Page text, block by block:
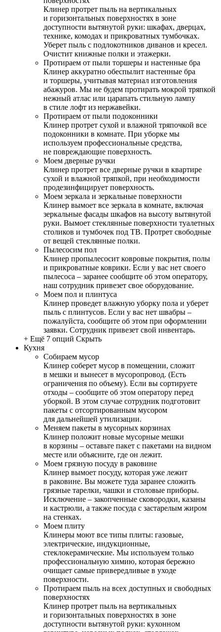
Клинер протрет пыль на вертикальных
и горизонтальных поверхностях в зоне
доступности вытянутой руки: шкафах, дверцах,
технике, комодах и прикроватных тумбочках.
Уберет пыль с подлокотников диванов и кресел.
Очистит книжные полки и этажерки.
Протираем от пыли торшеры и настенные бра
Клинер аккуратно обеспылит настенные бра
и торшеры, учитывая материал изготовления
абажуров. Мы не будем протирать мокрой тряпкой
нежный атлас или царапать стильную лампу
в стиле лофт из нержавейки.
Протираем от пыли подоконники
Клинер протрет сухой и влажной тряпочкой все
подоконники в комнате. При уборке мы
используем профессиональные средства,
не повреждающие поверхность.
Моем дверные ручки
Клинер протрет все дверные ручки в квартире
сухой и влажной тряпкой, при необходимости
продезинфицирует поверхность.
Моем зеркала и зеркальные поверхности
Клинер вымоет все зеркала в комнате, включая
зеркальные фасады шкафов на высоту вытянутой
руки. Вымоет стеклянные поверхности туалетных
столиков и тумбочек под ТВ. Протрет свободные
от вещей стеклянные полки.
Пылесосим пол
Клинер пропылесосит ковровые покрытия, полы
и прикроватные коврики. Если у вас нет своего
пылесоса – заранее сообщите об этом оператору,
наш сотрудник привезет свое оборудование.
Моем пол и плинтуса
Клинер проведет влажную уборку пола и уберет
пыль с плинтусов. Если у вас нет швабры –
пожалуйста, сообщите об этом при оформлении
заявки. Сотрудник привезет свой инвентарь.
+ Ещё 7 опций Скрыть
Кухня
Собираем мусор
Клинер соберет мусор в помещении, сложит
в мешки и вынесет в мусоропровод. (Есть
ограничения по объему). Если вы сортируете
отходы – сообщите об этом оператору перед
уборкой. В этом случае сотрудник подготовит
пакеты с отсортированным мусором
для дальнейшей утилизации.
Меняем пакеты в мусорных корзинах
Клинер положит новые мусорные мешки
в корзины – оставьте пакет с пакетами на видном
месте или объясните, где он лежит.
Моем грязную посуду в раковине
Клинер вымоет посуду, которая уже лежит
в раковине. Вы можете туда заранее сложить
грязные тарелки, чашки и столовые приборы.
Исключение – закопченные сковородки, казаны
и кастрюли, а также посуда с застарелым жиром
на стенках.
Моем плиту
Клинеры моют все типы плиты: газовые,
электрические, индукционные,
стеклокерамические. Мы используем только
профессиональную химию, которая бережно
очищает самые привередливые в уходе
поверхности.
Протираем пыль на всех доступных и свободных
поверхностях
Клинер протрет пыль на вертикальных
и горизонтальных поверхностях в зоне
доступности вытянутой руки: кухонном